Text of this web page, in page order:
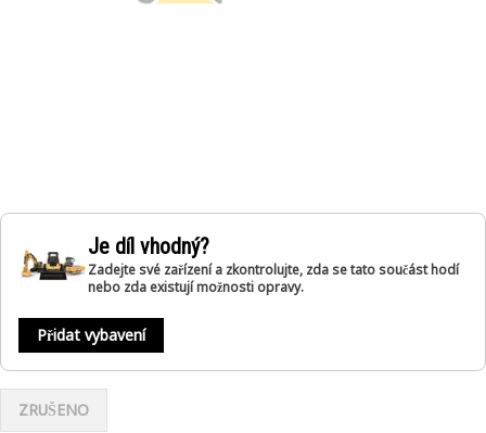
Je díl vhodný?
Zadejte své zařízení a zkontrolujte, zda se tato součást hodí
nebo zda existují možnosti opravy.
Přidat vybavení
ZRUŠENO